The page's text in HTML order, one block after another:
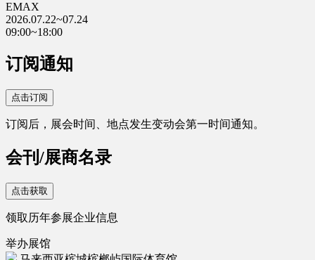
EMAX
2026.07.22~07.24
09:00~18:00
订阅通知
点击订阅
订阅后，展会时间、地点发生变动会第一时间通知。
会刊/展商名录
点击获取
领取历年参展企业信息
举办展馆